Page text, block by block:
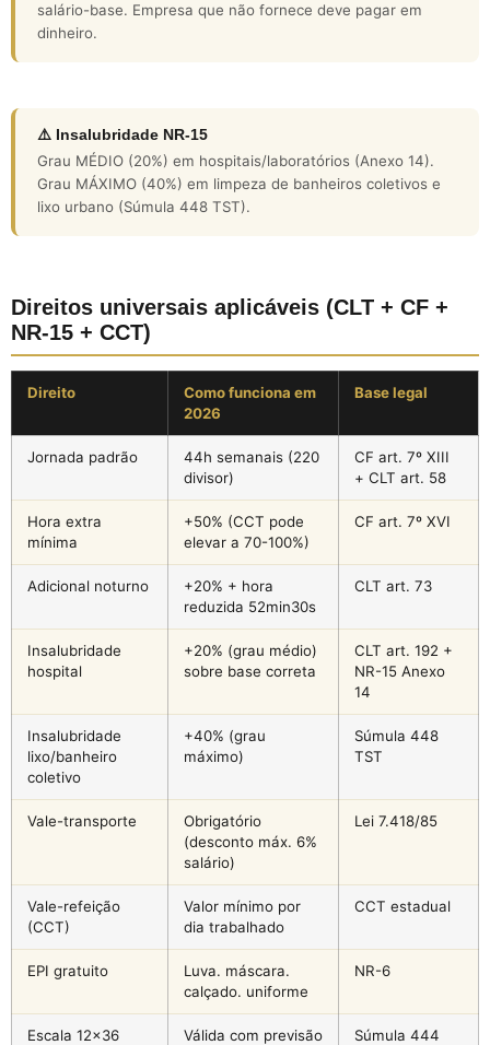
salário-base. Empresa que não fornece deve pagar em
dinheiro.
⚠️ Insalubridade NR-15
Grau MÉDIO (20%) em hospitais/laboratórios (Anexo 14).
Grau MÁXIMO (40%) em limpeza de banheiros coletivos e
lixo urbano (Súmula 448 TST).
Direitos universais aplicáveis (CLT + CF +
NR-15 + CCT)
Direito
Como funciona em
2026
Base legal
Jornada padrão
44h semanais (220
divisor)
CF art. 7º XIII
+ CLT art. 58
Hora extra
mínima
+50% (CCT pode
elevar a 70-100%)
CF art. 7º XVI
Adicional noturno
+20% + hora
reduzida 52min30s
CLT art. 73
Insalubridade
hospital
+20% (grau médio)
sobre base correta
CLT art. 192 +
NR-15 Anexo
14
Insalubridade
lixo/banheiro
coletivo
+40% (grau
máximo)
Súmula 448
TST
Vale-transporte
Obrigatório
(desconto máx. 6%
salário)
Lei 7.418/85
Vale-refeição
(CCT)
Valor mínimo por
dia trabalhado
CCT estadual
EPI gratuito
Luva. máscara.
calçado. uniforme
NR-6
Escala 12×36
Válida com previsão
Súmula 444